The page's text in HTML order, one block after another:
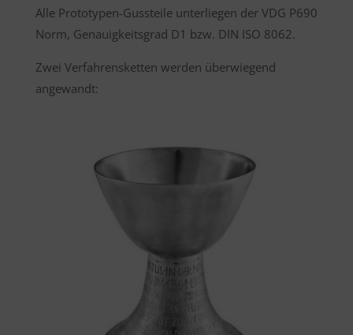
Alle Prototypen-Gussteile unterliegen der VDG P690
Norm, Genauigkeitsgrad D1 bzw. DIN ISO 8062.
Zwei Verfahrensketten werden überwiegend
angewandt: